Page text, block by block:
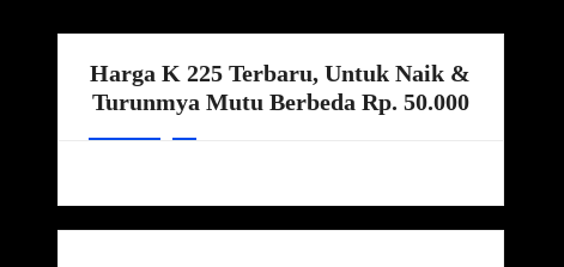
Harga K 225 Terbaru, Untuk Naik &
Turunmya Mutu Berbeda Rp. 50.000